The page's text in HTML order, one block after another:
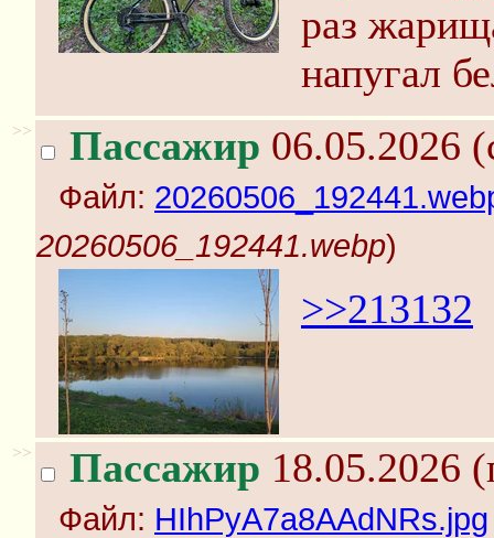
раз
напугал
>> Пассажир 06.05.2026
Файл:
20260506_192441.webp)
>>213132
>> Пассажир 18.05.2026
Файл: HIhPyA7a8AAdNRs.jpg